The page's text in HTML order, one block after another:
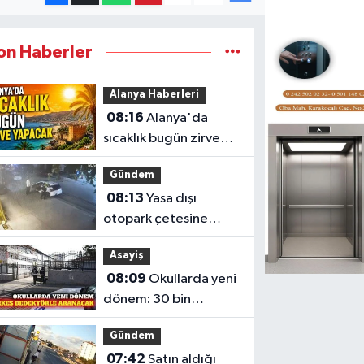
Haberler
Alanya Haberleri
08:16 Alanya'da
sıcaklık bugün zirve
yapacak
Gündem
08:13 Yasa dışı
otopark çetesine
darbe
Asayiş
08:09
dönem: 30 bin
güvenliğe dedektör
yetkisi
Gündem
07:42 Satın aldığı